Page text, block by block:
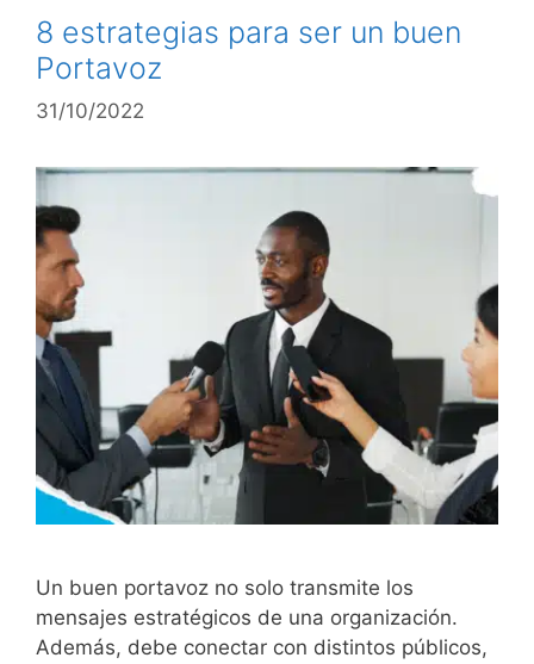
8 estrategias para ser un buen
Portavoz
31/10/2022
Un buen portavoz no solo transmite los
mensajes estratégicos de una organización.
Además, debe conectar con distintos públicos,